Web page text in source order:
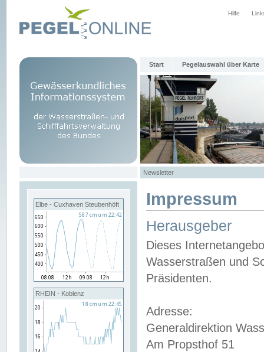
Hilfe
Start Pegelauswahl über Karte
Newsletter
Elbe - Cuxhaven Steubenhöft
RHEIN - Koblenz
Impressum
Herausgeber
Dieses
Wasserstraßen und
Präsidenten.
Adresse:
Generaldirektion
Am Propsthof 51